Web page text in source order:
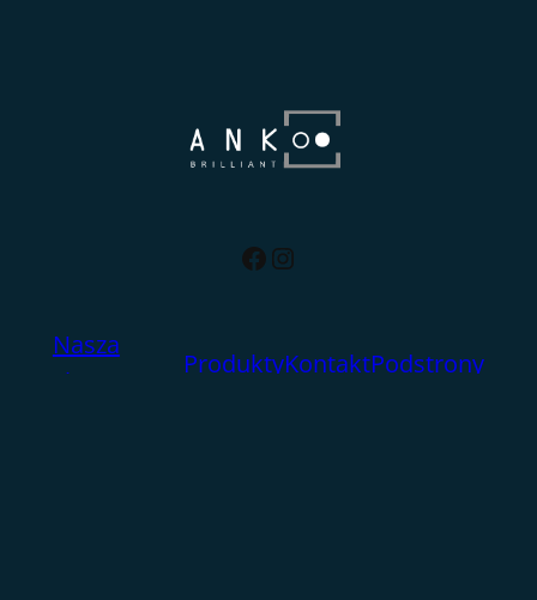
Facebook
Instagram
Nasza
Firma
ProduktyKontaktPodstrony